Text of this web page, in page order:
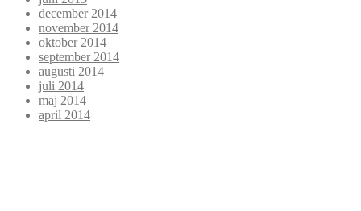
december 2014
november 2014
oktober 2014
september 2014
augusti 2014
juli 2014
maj 2014
april 2014